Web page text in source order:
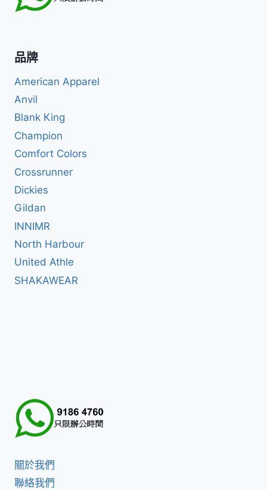
品牌
American Apparel
Anvil
Blank King
Champion
Comfort Colors
Crossrunner
Dickies
Gildan
INNIMR
North Harbour
United Athle
SHAKAWEAR
關於我們
聯絡我們